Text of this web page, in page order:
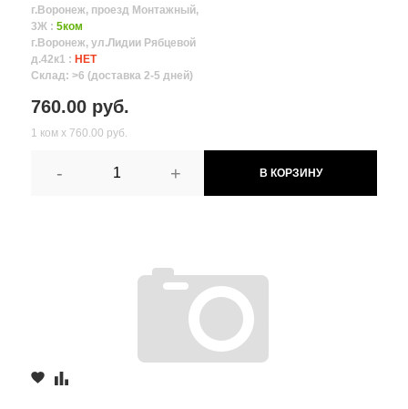
г.Воронеж, проезд Монтажный,
3Ж : 5ком
г.Воронеж, ул.Лидии Рябцевой
д.42к1 : НЕТ
Склад: >6 (доставка 2-5 дней)
760.00 руб.
1 ком х 760.00 руб.
- + В КОРЗИНУ